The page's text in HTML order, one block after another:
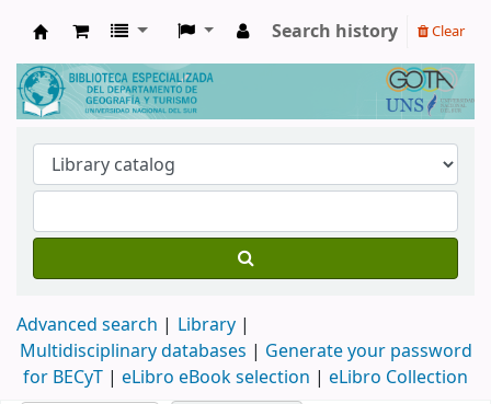
Biblioteca de Geografía y Turismo
Search history Clear
Advanced search
Library
Multidisciplinary databases | Generate your password
for BECyT | eLibro eBook selection | eLibro Collection